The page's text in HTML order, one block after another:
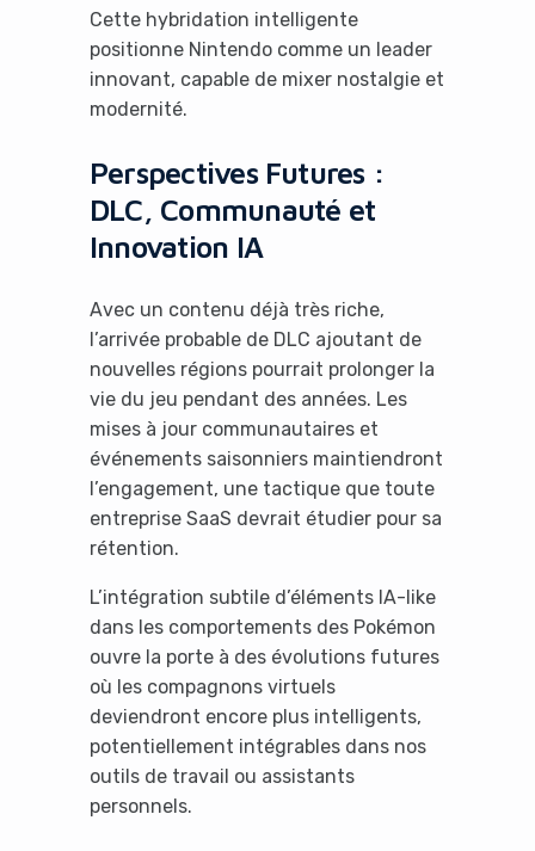
Cette hybridation intelligente
positionne Nintendo comme un leader
innovant, capable de mixer nostalgie et
modernité.
Perspectives Futures :
DLC, Communauté et
Innovation IA
Avec un contenu déjà très riche,
l’arrivée probable de DLC ajoutant de
nouvelles régions pourrait prolonger la
vie du jeu pendant des années. Les
mises à jour communautaires et
événements saisonniers maintiendront
l’engagement, une tactique que toute
entreprise SaaS devrait étudier pour sa
rétention.
L’intégration subtile d’éléments IA-like
dans les comportements des Pokémon
ouvre la porte à des évolutions futures
où les compagnons virtuels
deviendront encore plus intelligents,
potentiellement intégrables dans nos
outils de travail ou assistants
personnels.